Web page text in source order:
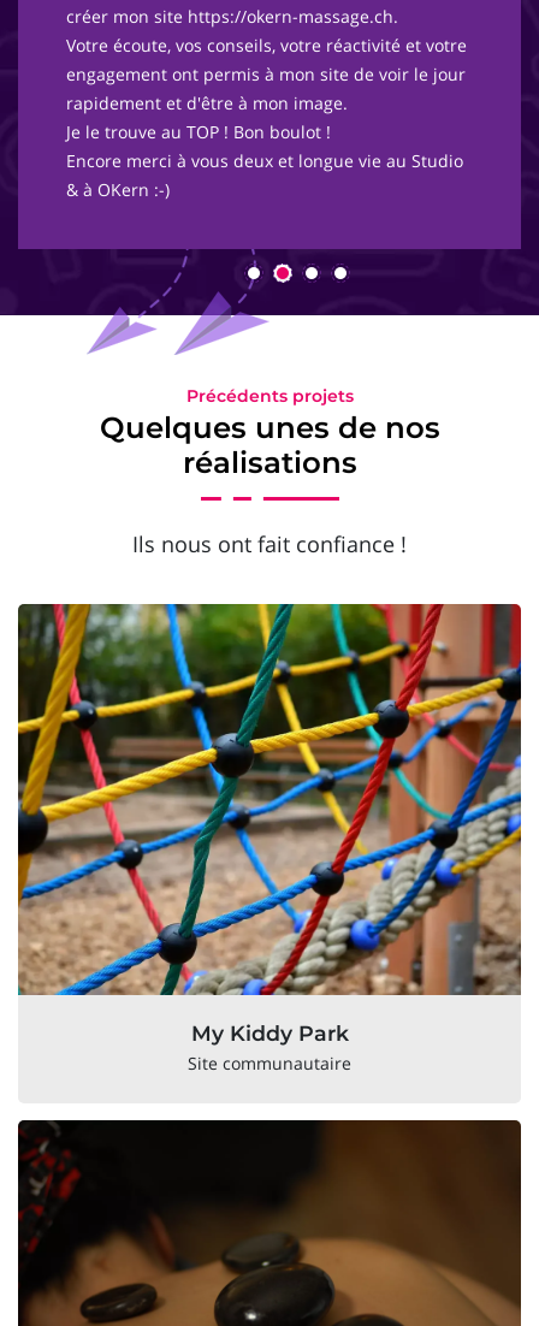
créer mon site https://okern-massage.ch.
Votre écoute, vos conseils, votre réactivité et votre
engagement ont permis à mon site de voir le jour
rapidement et d'être à mon image.
Je le trouve au TOP ! Bon boulot !
Encore merci à vous deux et longue vie au Studio
& à OKern :-)
Précédents projets
Quelques unes de nos
réalisations
Ils nous ont fait confiance !
My Kiddy Park
Site communautaire